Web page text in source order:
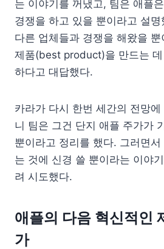
는 이야기를 꺼냈고, 팀은 애플
경쟁을 하고 있을 뿐이라고 설
다른 업체들과 경쟁을 해왔을
제품(best product)을 만드는
하다고 대답했다.
카라가 다시 한번 세간의 전망
니 팀은 그건 단지 애플 주가가
뿐이라고 정리를 했다. 그러면
는 것에 신경 쓸 뿐이라는 이야
려 시도했다.
애플의 다음 혁신적인
가